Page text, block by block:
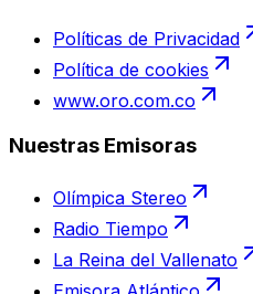
Políticas de Privacidad
Política de cookies
www.oro.com.co
Nuestras Emisoras
Olímpica Stereo
Radio Tiempo
La Reina del Vallenato